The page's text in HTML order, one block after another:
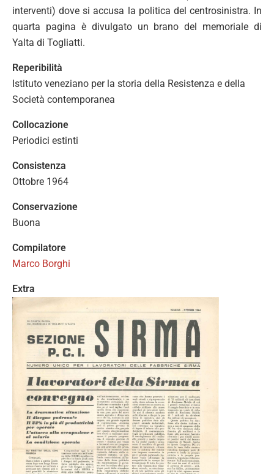
interventi) dove si accusa la politica del centrosinistra. In
quarta pagina è divulgato un brano del memoriale di
Yalta di Togliatti.
Reperibilità
Istituto veneziano per la storia della Resistenza e della
Società contemporanea
Collocazione
Periodici estinti
Consistenza
Ottobre 1964
Conservazione
Buona
Compilatore
Marco Borghi
Extra